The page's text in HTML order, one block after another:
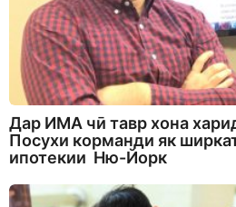
Дар ИМА чӣ тавр хона
Посухи корманди як
ипотекии Ню-Йорк